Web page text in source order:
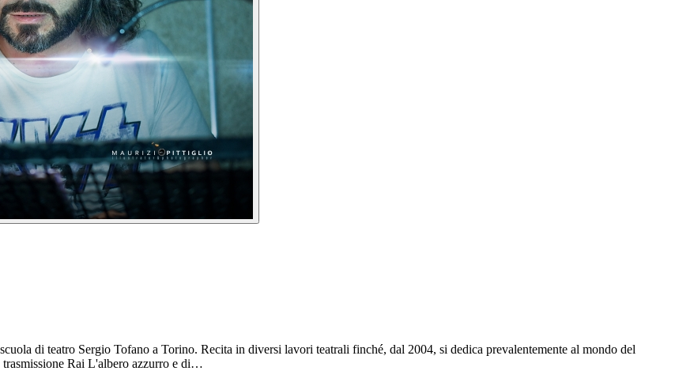
di teatro Sergio Tofano a Torino. Recita in diversi lavori teatrali finché, dal 2004, si dedica prevalentemente al mondo del
Rai L'albero azzurro e di…